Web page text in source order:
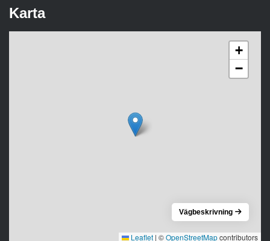
Karta
+
−
Leaflet | ©OpenStreetMapcontributors
Vägbeskrivning